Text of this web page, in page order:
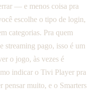
— e menos coisa pra
escolhe o tipo de login,
categorias. Pra quem
streaming pago, isso é um
o jogo, às vezes é
indicar o Tivi Player pra
pensar muito, e o Smarters